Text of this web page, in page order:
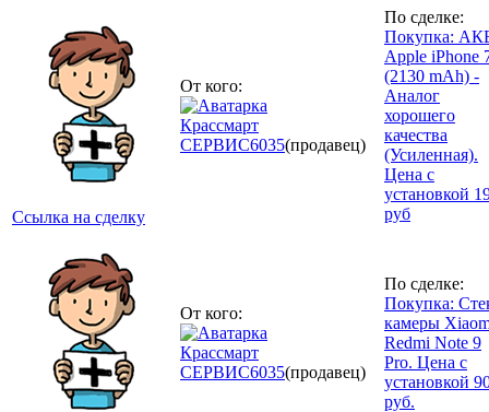
Ссылка на сделку
От кого:
Крассмарт
СЕРВИС6035(продавец)
По сделке:
Покупка:
Apple iPhone
(2130 mAh) -
Аналог
хорошего
качества
(Усиленная).
Цена с
установкой
руб
От кого:
Крассмарт
СЕРВИС6035(продавец)
По сделке:
Покупка:
камеры
Redmi Note 9
Pro. Цена с
установкой
руб.